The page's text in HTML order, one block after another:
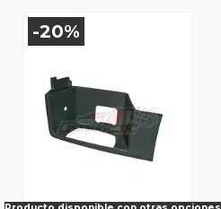
-20%